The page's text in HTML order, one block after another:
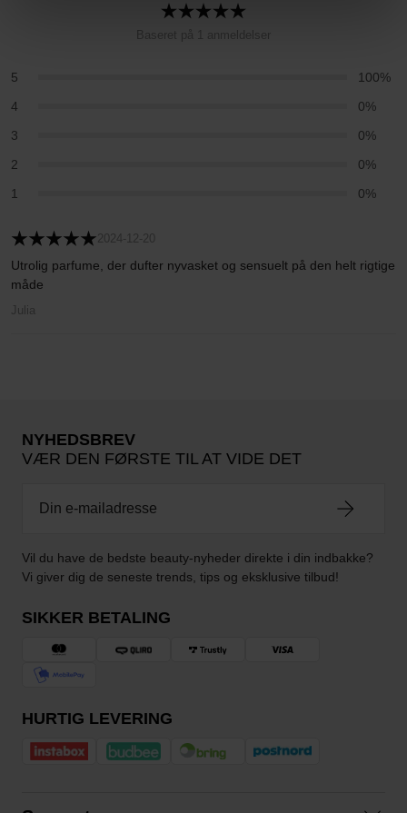
Baseret på 1 anmeldelser
5
100%
4
0%
3
0%
2
0%
1
0%
2024-12-20
Utrolig parfume, der dufter nyvasket og sensuelt på den helt rigtige
måde
Julia
NYHEDSBREV
VÆR DEN FØRSTE TIL AT VIDE DET
Vil du have de bedste beauty-nyheder direkte i din indbakke?
Vi giver dig de seneste trends, tips og eksklusive tilbud!
SIKKER BETALING
HURTIG LEVERING